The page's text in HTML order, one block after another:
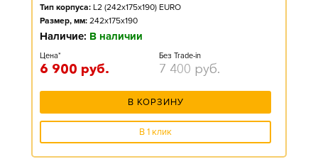
Тип корпуса: L2 (242x175x190) EURO
Размер, мм: 242x175x190
Наличие: В наличии
Цена*
6 900 руб.
Без Trade-in
7 400 руб.
В КОРЗИНУ
В 1 клик